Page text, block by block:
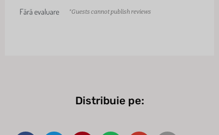
Fără evaluare *Guests cannot publish reviews
Distribuie pe: